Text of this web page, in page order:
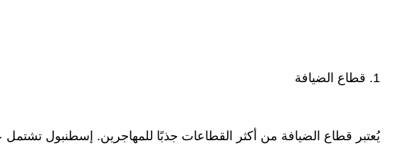
1. قطاع الضيافة
يُعتبر قطاع الضيافة من أكثر القطاعات جذبًا للمهاجرين. إسطنبول